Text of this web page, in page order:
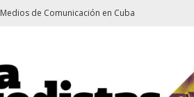
Medios de Comunicación en Cuba